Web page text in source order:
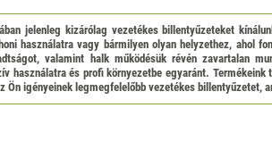
jelenleg kizárólag vezetékes billentyűzeteket
használatra vagy bármilyen olyan helyzethez, ahol
valamint halk működésük révén zavartalan
használatra és profi környezetbe egyaránt.
Ön igényeinek legmegfelelőbb vezetékes billentyűzetet,